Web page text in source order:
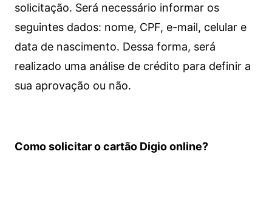
solicitação. Será necessário informar os
seguintes dados: nome, CPF, e-mail, celular e
data de nascimento. Dessa forma, será
realizado uma análise de crédito para definir a
sua aprovação ou não.
Como solicitar o cartão Digio online?